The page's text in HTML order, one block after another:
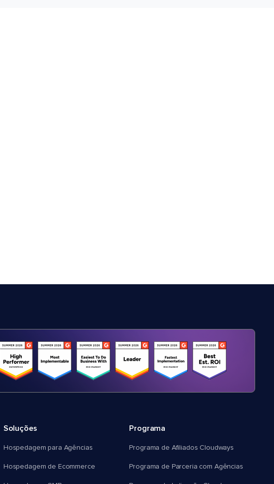
Soluções
Hospedagem para Agências
Hospedagem de Ecommerce
Programa
Programa de Afiliados Cloudways
Programa de Parceria com Agências